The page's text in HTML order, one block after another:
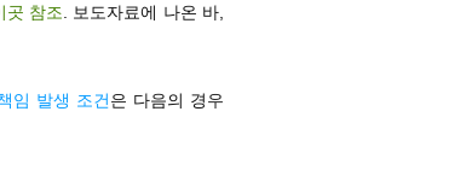
곳 참조 . 보도자료에 나온 바,
임 발생 조건은 다음의 경우